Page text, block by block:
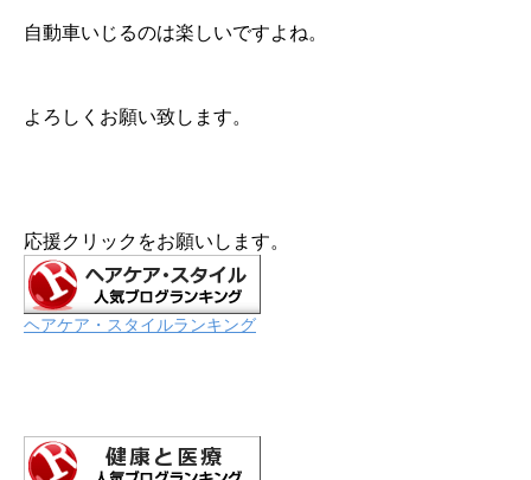
自動車いじるのは楽しいですよね。
よろしくお願い致します。
応援クリックをお願いします。
ヘアケア・スタイルランキング